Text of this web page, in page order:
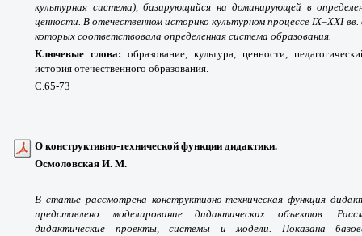
культурная система), базирующийся на доминирующей в
ценности. В отечественном историко культурном процессе IX–XXI
которых соответствовала определенная система образования.
Ключевые слова: образование, культура, ценности,
история отечественного образования.
С.65-73
О конструктивно-технической функции дидактики.
Осмоловская И. М.
В статье рассмотрена конструктивно-техническая функция
представлено моделирование дидактических объектов.
дидактические проекты, системы и модели. Показана